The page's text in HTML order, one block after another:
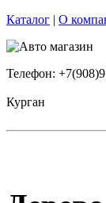
Каталог | О
Телефон:
Курган